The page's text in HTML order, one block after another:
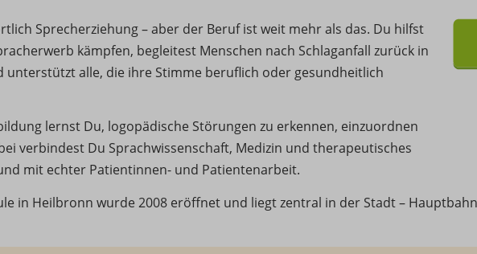
Sprecherziehung – aber der Beruf ist weit mehr als das. Du hilfst
kämpfen, begleitest Menschen nach Schlaganfall zurück in
unterstützt alle, die ihre Stimme beruflich oder gesundheitlich
lernst Du, logopädische Störungen zu erkennen, einzuordnen
verbindest Du Sprachwissenschaft, Medizin und therapeutisches
mit echter Patientinnen- und Patientenarbeit.
in Heilbronn wurde 2008 eröffnet und liegt zentral in der Stadt –